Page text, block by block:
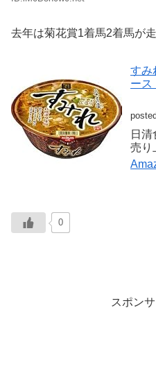
去年は菊花賞1着馬2着馬が
す
ース
日清
売り
0
スポン